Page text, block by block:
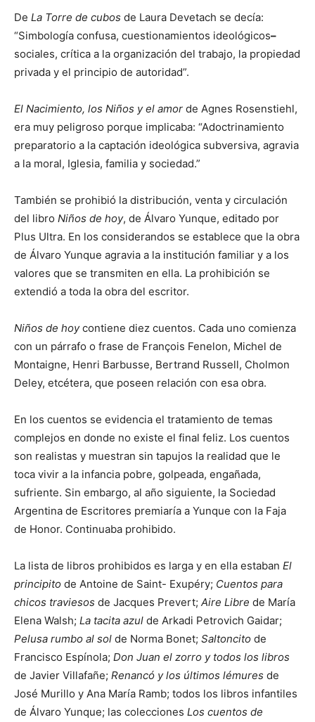
De La Torre de cubos de Laura Devetach se decía:
“Simbología confusa, cuestionamientos ideológicos–
sociales, crítica a la organización del trabajo, la propiedad
privada y el principio de autoridad”.
El Nacimiento, los Niños y el amor de Agnes Rosenstiehl,
era muy peligroso porque implicaba: “Adoctrinamiento
preparatorio a la captación ideológica subversiva, agravia
a la moral, Iglesia, familia y sociedad.”
También se prohibió la distribución, venta y circulación
del libro Niños de hoy, de Álvaro Yunque, editado por
Plus Ultra. En los considerandos se establece que la obra
de Álvaro Yunque agravia a la institución familiar y a los
valores que se transmiten en ella. La prohibición se
extendió a toda la obra del escritor.
Niños de hoycontiene diez cuentos. Cada uno comienza
con un párrafo o frase de François Fenelon, Michel de
Montaigne, Henri Barbusse, Bertrand Russell, Cholmon
Deley, etcétera, que poseen relación con esa obra.
En los cuentos se evidencia el tratamiento de temas
complejos en donde no existe el final feliz. Los cuentos
son realistas y muestran sin tapujos la realidad que le
toca vivir a la infancia pobre, golpeada, engañada,
sufriente. Sin embargo, al año siguiente, la Sociedad
Argentina de Escritores premiaría a Yunque con la Faja
de Honor. Continuaba prohibido.
La lista de libros prohibidos es larga y en ella estaban El
principito de Antoine de Saint- Exupéry; Cuentos para
chicos traviesos de Jacques Prevert; Aire Libre de María
Elena Walsh; La tacita azul de Arkadi Petrovich Gaidar;
Pelusa rumbo al sol de Norma Bonet; Saltoncito de
Francisco Espínola; Don Juan el zorro y todos los libros
de Javier Villafañe; Renancó y los últimos lémures de
José Murillo y Ana María Ramb; todos los libros infantiles
de Álvaro Yunque; las colecciones Los cuentos de